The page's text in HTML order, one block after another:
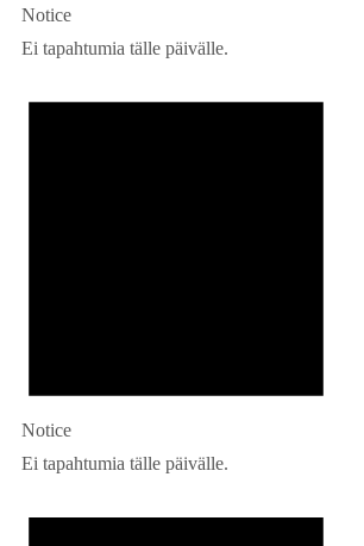
Notice
Ei tapahtumia tälle päivälle.
Notice
Ei tapahtumia tälle päivälle.